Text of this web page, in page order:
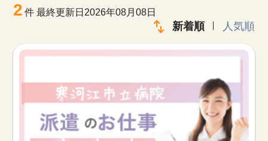
医療事務求人ドットコムとは
サイトの使い方
2 件最終更新日2026年08月08日
新着順 人気順
九州・沖縄